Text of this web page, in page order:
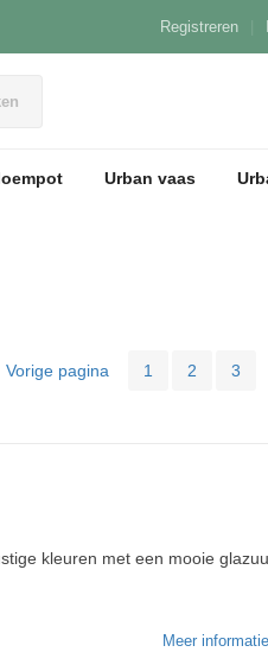
Registreren
Urban vaas
Vorige pagina 1 2 3
kleuren met een mooie
Meer informatie